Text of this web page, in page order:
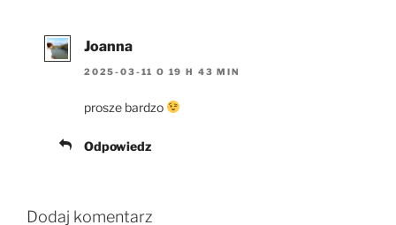
Joanna
2025-03-11 O 19 H 43 MIN
prosze bardzo
Odpowiedz
Dodaj komentarz